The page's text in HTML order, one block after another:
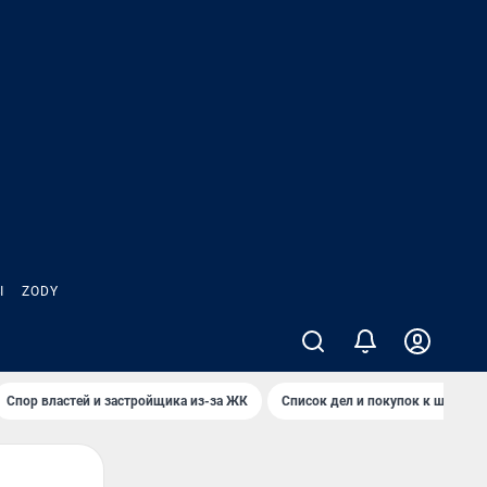
ZODY
Спор властей и застройщика из-за ЖК Список дел и покупок к школе